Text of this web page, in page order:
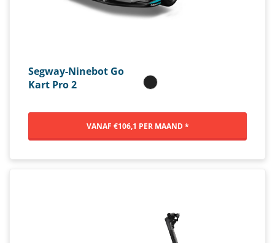
Segway-Ninebot Go
Kart Pro 2
VANAF €106,1 PER MAAND *